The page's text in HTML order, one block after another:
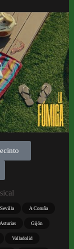
Sevilla A Coruña
Asturias Gijón
Valladolid